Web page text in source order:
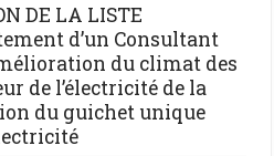
DE LA LISTE
d’un Consultant
du climat des
de l’électricité de la
du guichet unique